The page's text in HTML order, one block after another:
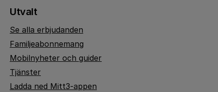
Utvalt
Se alla erbjudanden
Familjeabonnemang
Mobilnyheter och guider
Tjänster
Ladda ned Mitt3-appen